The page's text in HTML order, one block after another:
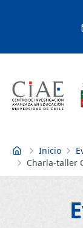
Inicio Inicio
Charla-taller
con mapas